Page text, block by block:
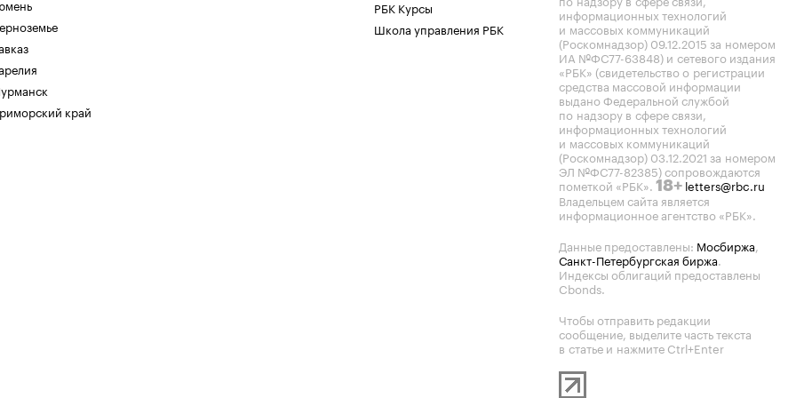
край
РБК Курсы
Школа управления РБК
информационных технологий
и массовых коммуникаций
(Роскомнадзор) 09.12.2015 за номером
ИА №ФС77-63848) и сетевого издания
«РБК» (свидетельство о регистрации
средства массовой информации
выдано Федеральной службой
по надзору в сфере связи,
информационных технологий
и массовых коммуникаций
(Роскомнадзор) 03.12.2021 за номером
ЭЛ №ФС77-82385) сопровождаются
пометкой «РБК». 18+ letters@rbc.ru
Владельцем сайта является
информационное агентство «РБК».
Данные предоставлены: Мосбиржа,
Санкт-Петербургская биржа.
Индексы облигаций предоставлены
Cbonds.
Чтобы отправить редакции
сообщение, выделите часть текста
в статье и нажмите Ctrl+Enter